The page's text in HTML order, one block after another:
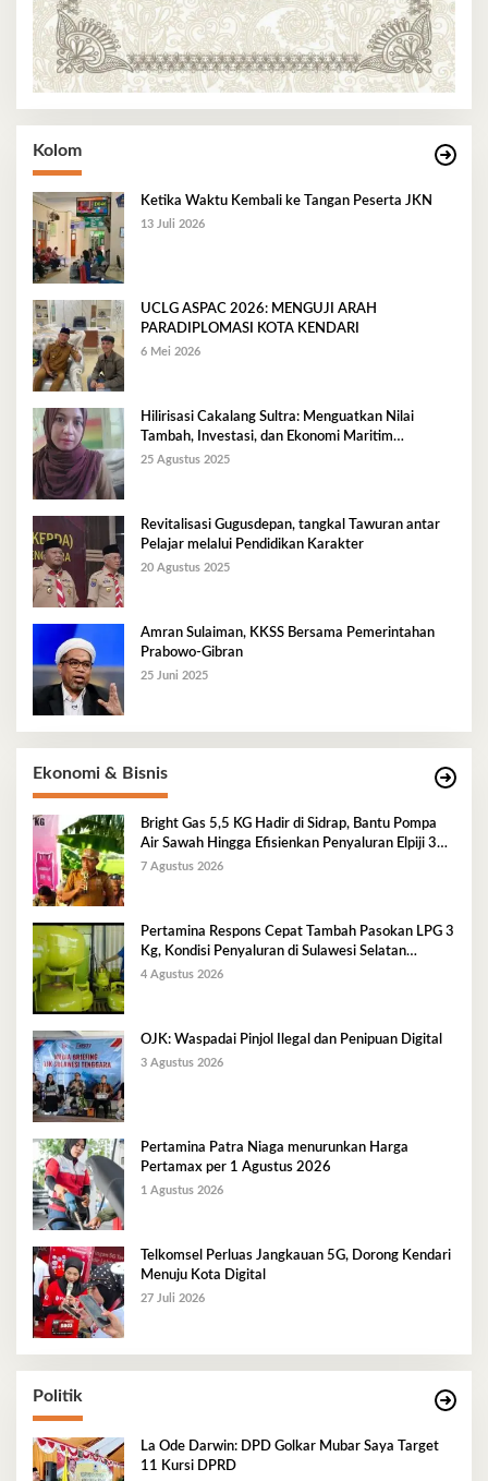
Kolom
Ketika Waktu Kembali ke Tangan Peserta JKN
13 Juli 2026
UCLG ASPAC 2026: MENGUJI ARAH
PARADIPLOMASI KOTA KENDARI
6 Mei 2026
Hilirisasi Cakalang Sultra: Menguatkan Nilai
Tambah, Investasi, dan Ekonomi Maritim
Berkelanjutan
25 Agustus 2025
Revitalisasi Gugusdepan, tangkal Tawuran antar
Pelajar melalui Pendidikan Karakter
20 Agustus 2025
Amran Sulaiman, KKSS Bersama Pemerintahan
Prabowo-Gibran
25 Juni 2025
Ekonomi & Bisnis
Bright Gas 5,5 KG Hadir di Sidrap, Bantu Pompa
Air Sawah Hingga Efisienkan Penyaluran Elpiji 3
Kg
7 Agustus 2026
Pertamina Respons Cepat Tambah Pasokan LPG 3
Kg, Kondisi Penyaluran di Sulawesi Selatan
Berlangsung Kondusif
4 Agustus 2026
OJK: Waspadai Pinjol Ilegal dan Penipuan Digital
3 Agustus 2026
Pertamina Patra Niaga menurunkan Harga
Pertamax per 1 Agustus 2026
1 Agustus 2026
Telkomsel Perluas Jangkauan 5G, Dorong Kendari
Menuju Kota Digital
27 Juli 2026
Politik
La Ode Darwin: DPD Golkar Mubar Saya Target
11 Kursi DPRD